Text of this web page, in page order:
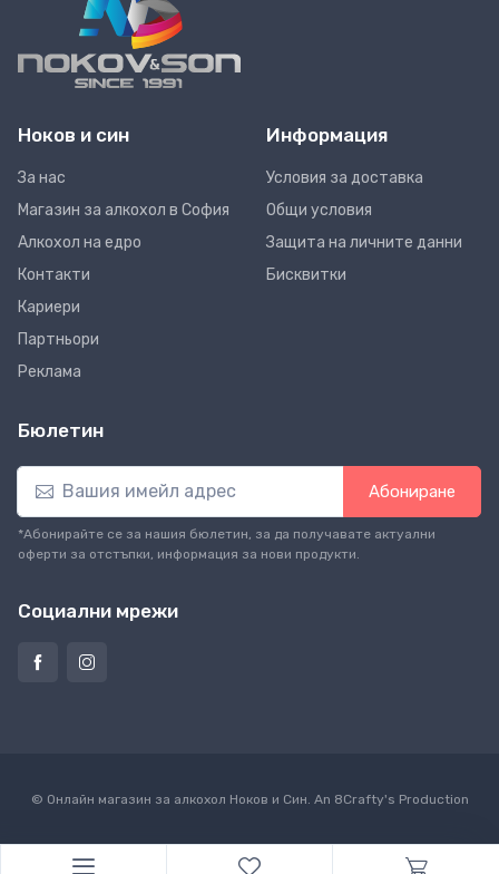
Ноков и син
За нас
Магазин за алкохол в София
Алкохол на едро
Контакти
Кариери
Партньори
Реклама
Информация
Условия за доставка
Общи условия
Защита на личните данни
Бисквитки
Бюлетин
Абониране
*Абонирайте се за нашия бюлетин, за да получавате актуални
оферти за отстъпки, информация за нови продукти.
Социални мрежи
© Онлайн магазин за алкохол Ноков и Син. An 8Crafty's Production